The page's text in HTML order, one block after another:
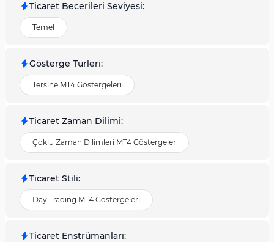
Ticaret Becerileri Seviyesi:
Temel
Gösterge Türleri:
Tersine MT4 Göstergeleri
Ticaret Zaman Dilimi:
Çoklu Zaman Dilimleri MT4 Göstergeler
Ticaret Stili:
Day Trading MT4 Göstergeleri
Ticaret Enstrümanları: